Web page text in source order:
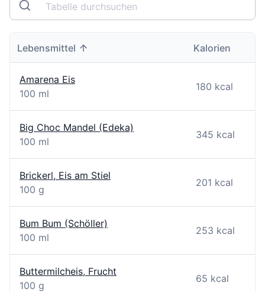
Lebensmittel Kalorien
Amarena Eis
100 ml
180 kcal
Big Choc Mandel (Edeka)
100 ml
345 kcal
Brickerl, Eis am Stiel
100 g
201 kcal
Bum Bum (Schöller)
100 ml
253 kcal
Buttermilcheis, Frucht
100 g
65 kcal